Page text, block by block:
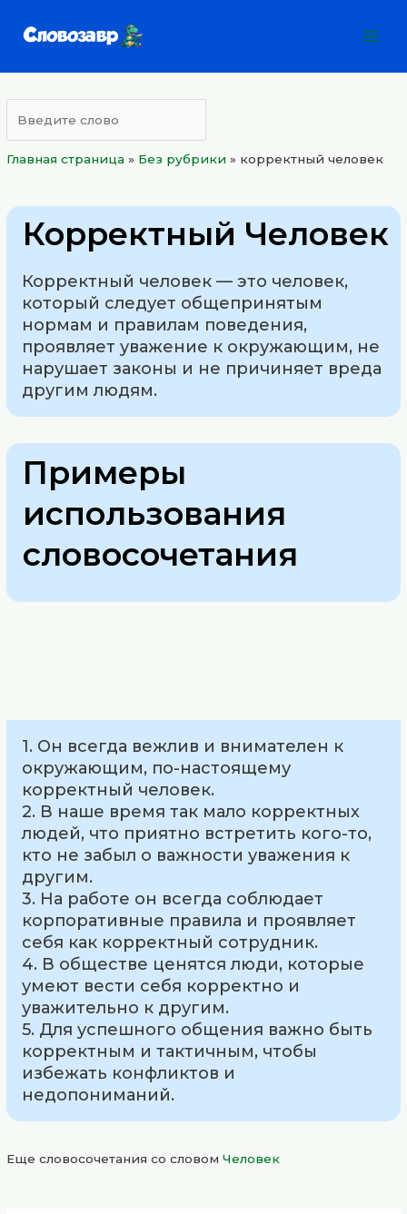
Главная страница » Без рубрики » корректный человек
Корректный Человек
Корректный человек — это человек,
который следует общепринятым
нормам и правилам поведения,
проявляет уважение к окружающим, не
нарушает законы и не причиняет вреда
другим людям.
Примеры
использования
словосочетания
1. Он всегда вежлив и внимателен к
окружающим, по-настоящему
корректный человек.
2. В наше время так мало корректных
людей, что приятно встретить кого-то,
кто не забыл о важности уважения к
другим.
3. На работе он всегда соблюдает
корпоративные правила и проявляет
себя как корректный сотрудник.
4. В обществе ценятся люди, которые
умеют вести себя корректно и
уважительно к другим.
5. Для успешного общения важно быть
корректным и тактичным, чтобы
избежать конфликтов и
недопониманий.
Еще словосочетания со словомЧеловек